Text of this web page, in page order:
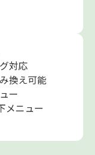
対応
換え可能
ー
メニュー